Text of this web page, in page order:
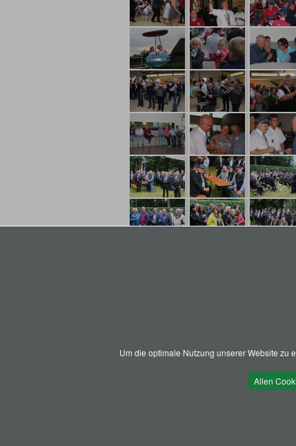
Um die optimale Nutzung unserer Website zu
Allen